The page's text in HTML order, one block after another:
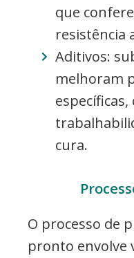
que
resistência
Aditivos:
melhoram
específicas,
cura.
O processo de
pronto envolve